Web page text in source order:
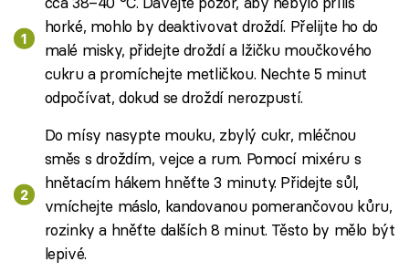
horké, mohlo by deaktivovat droždí. Přelijte ho do
malé misky, přidejte droždí a lžičku moučkového
cukru a promíchejte metličkou. Nechte 5 minut
odpočívat, dokud se droždí nerozpustí.
Do mísy nasypte mouku, zbylý cukr, mléčnou
směs s droždím, vejce a rum. Pomocí mixéru s
hnětacím hákem hněťte 3 minuty. Přidejte sůl,
vmíchejte máslo, kandovanou pomerančovou kůru,
rozinky a hněťte dalších 8 minut. Těsto by mělo být
lepivé.